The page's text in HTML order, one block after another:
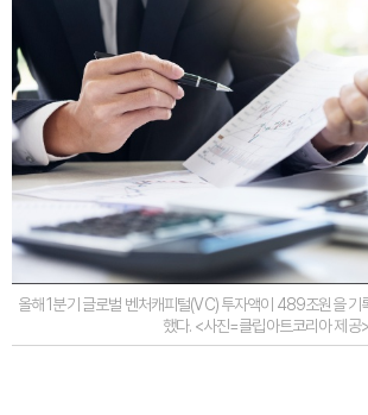
올해 1분기 글로벌 벤처캐피털(VC) 투자액이 489조원을 기
했다. <사진=클립아트코리아 제공>